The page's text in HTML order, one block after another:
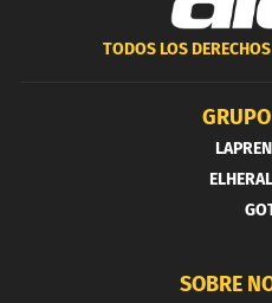
TODOS LOS
SOBRE